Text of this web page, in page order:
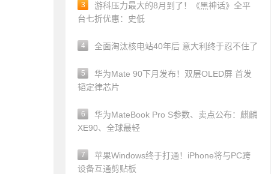
3
游科压力最大的8月到了！《黑神话》全平
台七折优惠：史低
4 全面淘汰核电站40年后 意大利终于忍不住了
5
华为Mate 90下月发布！双层OLED屏 首发
韬定律芯片
6
华为MateBook Pro S参数、卖点公布：麒麟
XE90、全球最轻
7
苹果Windows终于打通！iPhone将与PC跨
设备互通剪贴板